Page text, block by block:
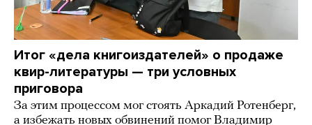
Итог «дела книгоиздателей» о продаже
квир-литературы — три условных
приговора
За этим процессом мог стоять Аркадий Ротенберг,
а избежать новых обвинений помог Владимир